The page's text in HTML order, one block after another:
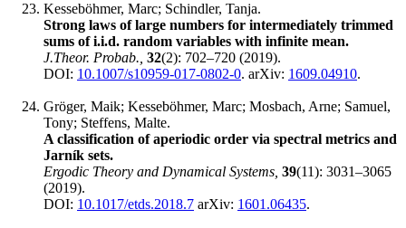
Kesseböhmer, Marc; Schindler, Tanja.
Strong laws of large numbers for intermediately trimmed
sums of i.i.d. random variables with infinite mean.
J.Theor. Probab., 32(2): 702‍–720 (2019).
DOI: 10.1007/s10959-017-0802-0. arXiv: 1609.04910.
Gröger, Maik; Kesseböhmer, Marc; Mosbach, Arne; Samuel,
Tony; Steffens, Malte.
A classification of aperiodic order via spectral metrics and
Jarník sets.
Ergodic Theory and Dynamical Systems, 39(11): 3031‍–3065
(2019).
DOI: 10.1017/etds.2018.7 arXiv: 1601.06435.